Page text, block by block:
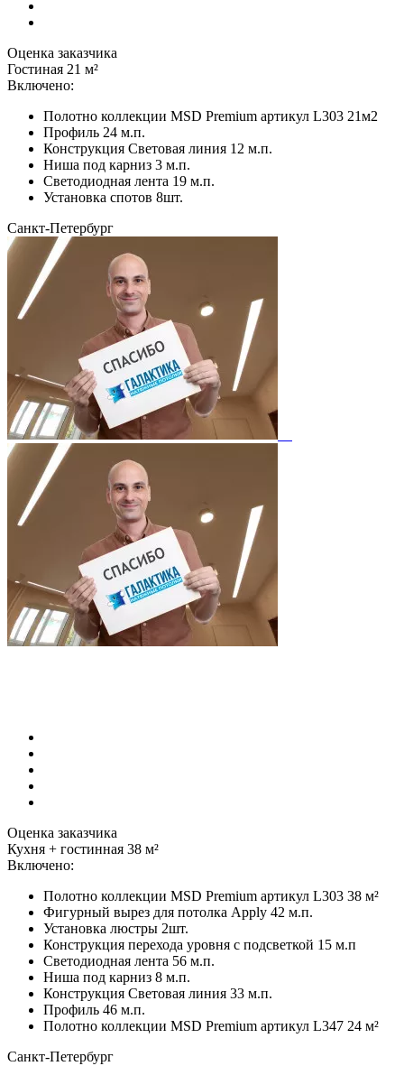
Оценка заказчика
Гостиная 21 м²
Включено:
Полотно коллекции MSD Premium артикул L303 21м2
Профиль 24 м.п.
Конструкция Световая линия 12 м.п.
Ниша под карниз 3 м.п.
Светодиодная лента 19 м.п.
Установка спотов 8шт.
Санкт-Петербург
Оценка заказчика
Кухня + гостинная 38 м²
Включено:
Полотно коллекции MSD Premium артикул L303 38 м²
Фигурный вырез для потолка Apply 42 м.п.
Установка люстры 2шт.
Конструкция перехода уровня с подсветкой 15 м.п
Светодиодная лента 56 м.п.
Ниша под карниз 8 м.п.
Конструкция Световая линия 33 м.п.
Профиль 46 м.п.
Полотно коллекции MSD Premium артикул L347 24 м²
Санкт-Петербург